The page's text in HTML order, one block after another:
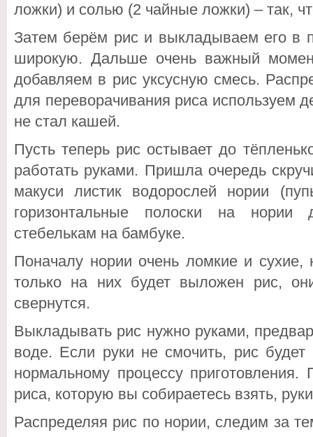
ложки) и солью (2 чайные ложки) – так,
Затем берём рис и выкладываем его в
широкую. Дальше очень важный
добавляем в рис уксусную смесь.
для переворачивания риса используем
не стал кашей.
Пусть теперь рис остывает до
работать руками. Пришла очередь
макуси листик водорослей нории
горизонтальные полоски на
стебелькам на бамбуке.
Поначалу нории очень ломкие и сухие,
только на них будет выложен рис,
свернутся.
Выкладывать рис нужно руками,
воде. Если руки не смочить, рис
нормальному процессу
риса, которую вы собираетесь взять,
Распределяя рис по нории, следим за